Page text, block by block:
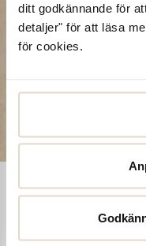
ditt godkännande för
detaljer" för att läsa
för cookies.
Utifrån målet att